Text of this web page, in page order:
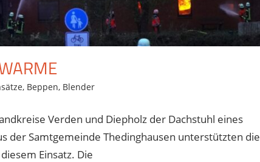
, Beppen, Blender
Verden und Diepholz der Dachstuhl eines
der Samtgemeinde Thedinghausen unterstützten die
Einsatz. Die